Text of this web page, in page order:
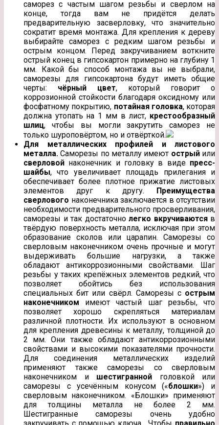
саморез с частым шагом резьбы и сверлом на
конце, тогда вам не придётся делать
предварительную засверловку, что значительно
сократит время монтажа. Для крепления к дереву
выбирайте саморез с редким шагом резьбы и
острым концом. Перед закручиванием воткните
острый конец в гипсокартон примерно на глубину 1
мм. Какой бы способ монтажа вы не выбрали,
саморезы для гипсокартона будут иметь общие
черты: чёрный цвет, который говорит о
коррозионной стойкости благодаря оксидному или
фосфатному покрытию, потайная головка, которая
должна утопать на 1 мм в лист, крестообразный
шлиц, чтобы вы могли закрутить саморез не
только шуроповёртом, но и отвёрткой.
Для металлических профилей и листового
металла.Саморезы по металлу имеют острыйили
сверловой наконечник и головку в виде пресс-
шайбы, что увеличивает площадь прилегания и
обеспечивает более плотное прижатие листовых
элементов друг к другу. Преимущества
сверлового наконечника заключается в отсутствии
необходимости предварительного просверливания,
саморезы и так достаточно легко вкручиваютсяв
твёрдую поверхность металла, исключая при этом
образование сколов или царапин. Саморезы со
сверловым наконечником очень прочные и могут
выдерживать большие нагрузки, а также
обладают антикоррозионными свойствами. Шаг
резьбы у таких крепёжных элементов редкий, что
позволяет обойтись без использования
специальных бит или свёрл. Саморезы с острым
наконечником имеют частый шаг резьбы, что
позволяет хорошо скрепляться материалам
различной плотности. Их используют в основном
для крепления древесины к металлу, толщиной до
2 мм. Они также обладают антикоррозионными
свойствами и высокими показателями прочности.
Для соединения металлических изделий
применяют также саморезы со сверловым
наконечником и шестигранной головкой или
саморезы с усечённым конусом («блошки») и
сверловым наконечником. «Блошки» применяют
для толщины металла не более 2 мм.
Шестигранные саморезы очень удобно